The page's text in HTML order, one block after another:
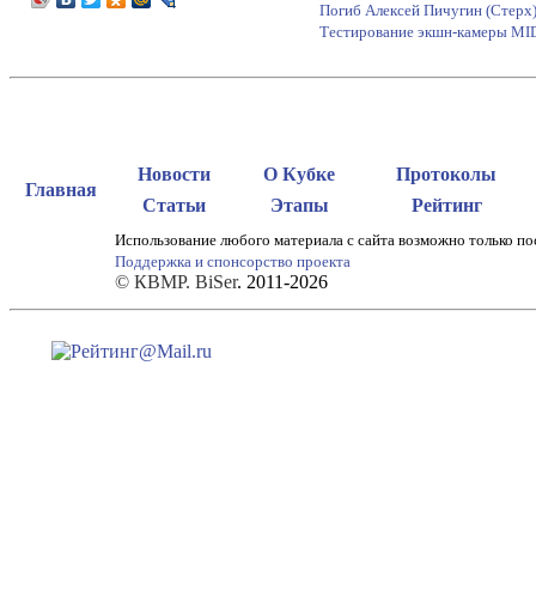
Погиб Алексей Пичугин (Стерх)
Тестирование экшн-камеры
Главная
Новости О Кубке
Протоколы
Статьи
Этапы Рейтинг
Использование любого материала с сайта возможно только
Поддержка и спонсорство проекта
© КВМР. BiSer. 2011-2026